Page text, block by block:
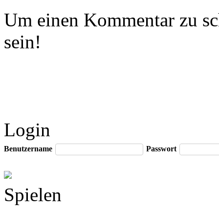
Um einen Kommentar zu
sein!
Login
Benutzername Passwort
Spielen